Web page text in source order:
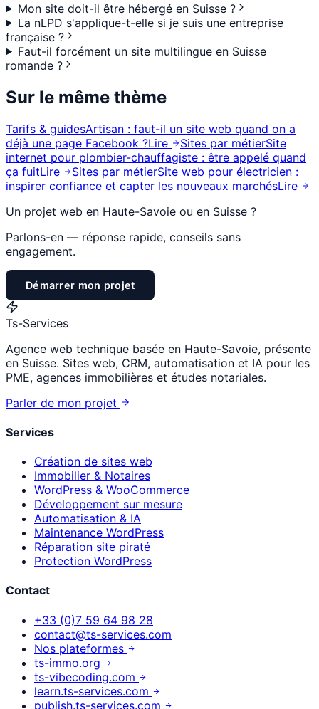
Mon site doit-il être hébergé en Suisse ?
La nLPD s'applique-t-elle si je suis une entreprise
française ?
Faut-il forcément un site multilingue en Suisse
romande ?
Sur le même thème
Tarifs & guidesArtisan : faut-il un site web quand on a
déjà une page Facebook ?Lire Sites par métierSite
internet pour plombier-chauffagiste : être appelé quand
ça fuitLire Sites par métierSite web pour électricien :
inspirer confiance et capter les nouveaux marchésLire
Un projet web en Haute-Savoie ou en Suisse ?
Parlons-en — réponse rapide, conseils sans
engagement.
Démarrer mon projet
Ts-Services
Agence web technique basée en Haute-Savoie, présente
en Suisse. Sites web, CRM, automatisation et IA pour les
PME, agences immobilières et études notariales.
Parler de mon projet
Services
Création de sites web
Immobilier & Notaires
WordPress & WooCommerce
Développement sur mesure
Automatisation & IA
Maintenance WordPress
Réparation site piraté
Protection WordPress
Contact
+33 (0)7 59 64 98 28
contact@ts-services.com
Nos plateformes
ts-immo.org
ts-vibecoding.com
learn.ts-services.com
publish.ts-services.com